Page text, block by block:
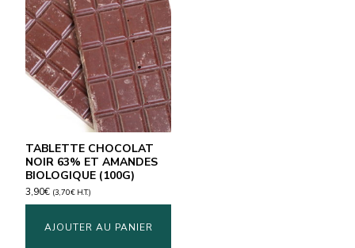
TABLETTE CHOCOLAT
NOIR 63% ET AMANDES
BIOLOGIQUE (100G)
3,90€ (3,70€ H.T.)
AJOUTER AU PANIER